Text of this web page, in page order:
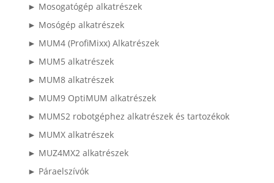
► Mosogatógép alkatrészek
► Mosógép alkatrészek
► MUM4 (ProfiMixx) Alkatrészek
► MUM5 alkatrészek
► MUM8 alkatrészek
► MUM9 OptiMUM alkatrészek
► MUMS2 robotgéphez alkatrészek és tartozékok
► MUMX alkatrészek
► MUZ4MX2 alkatrészek
► Páraelszívók